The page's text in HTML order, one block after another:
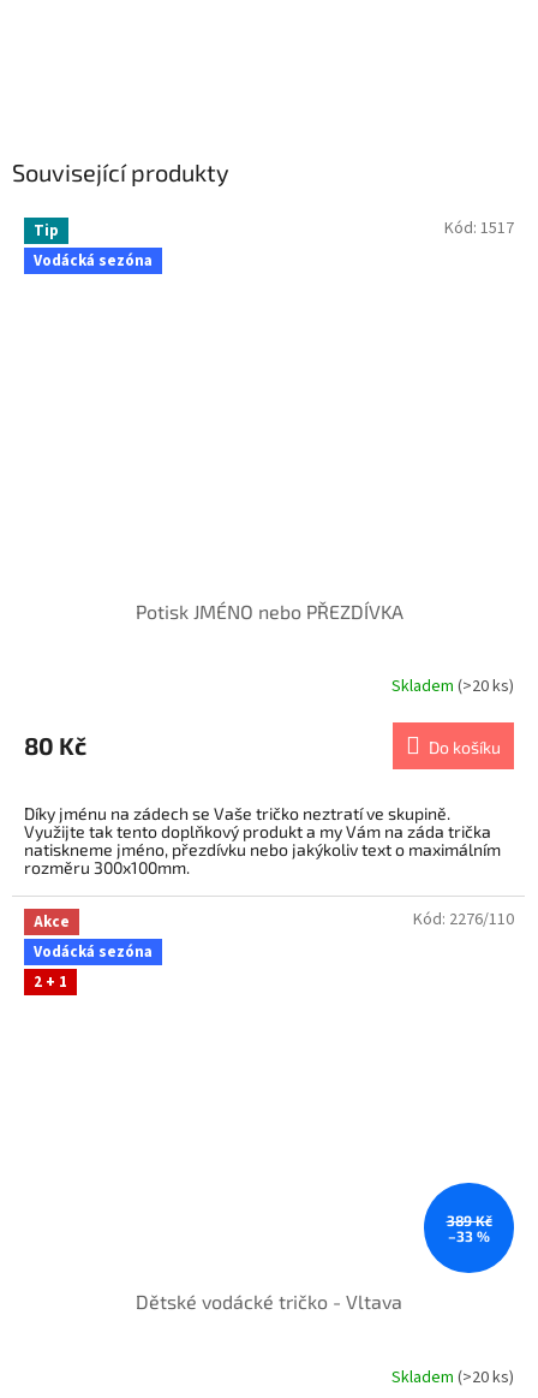
Související produkty
Tip
Vodácká sezóna
Potisk JMÉNO nebo PŘEZDÍVKA
Skladem (>20 ks)
80 Kč Do košíku
Díky jménu na zádech se Vaše tričko neztratí ve skupině.
Využijte tak tento doplňkový produkt a my Vám na záda trička
natiskneme jméno, přezdívku nebo jakýkoliv text o maximálním
rozměru 300x100mm.
Tento DOTISK JE URČEN pro jednobarevný bavlněný textil.
Kód: 1517
Akce
Vodácká sezóna
2 + 1
389 Kč
–33 %
Dětské vodácké tričko - Vltava
Skladem (>20 ks)
Kód: 2276/110